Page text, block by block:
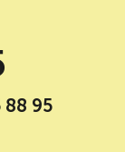
88 95